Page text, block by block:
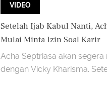
VIDEO
Setelah Ijab Kabul Nanti,
Mulai Minta Izin Soal Karir
Acha Septriasa akan segera
dengan Vicky Kharisma.